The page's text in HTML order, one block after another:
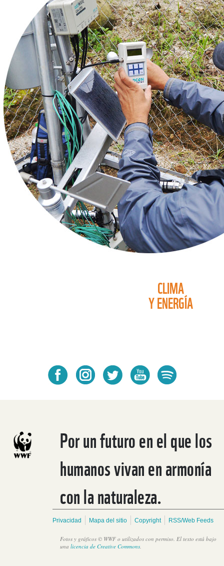
CLIMA
Y ENERGÍA
Por un futuro en el que los
humanos vivan en armonía
con la naturaleza.
Privacidad Mapa del sitio Copyright RSS/Web Feeds
Fotos y gráficos © WWF o utilizados con permiso. El texto está bajo
una licencia de Creative Commons.